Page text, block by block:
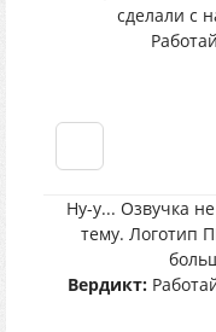
сделали с
Ну-у... Озвучка
тему. Логотип
Вердикт: